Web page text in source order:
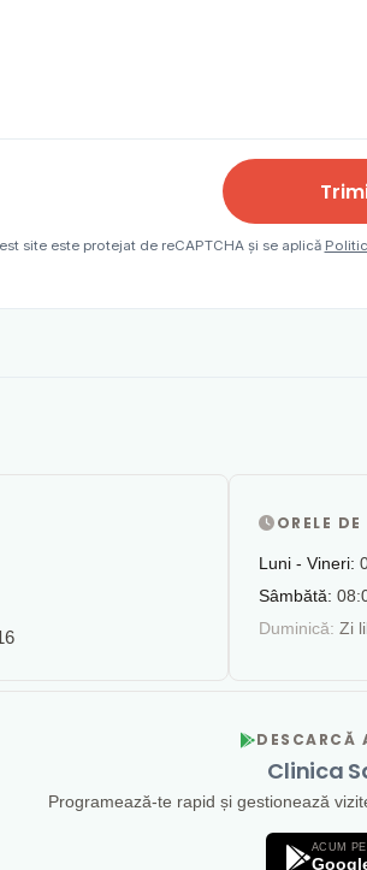
site este protejat de reCAPTCHA și se aplică
ORELE DE
Luni - Vineri:
Sâmbătă:
Duminică: Zi
DESCARCĂ
Clinica
Programează-te rapid și gestionează
ACUM PE